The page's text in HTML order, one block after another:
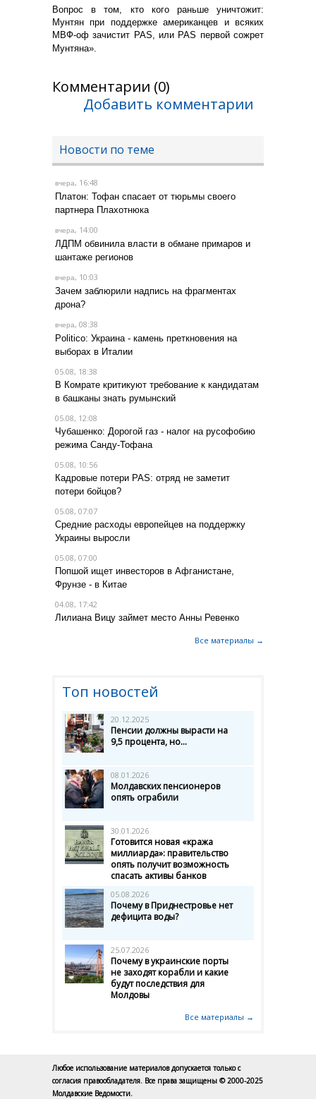
Вопрос в том, кто кого раньше уничтожит:
Мунтян при поддержке американцев и всяких
МВФ-оф зачистит PAS, или PAS первой сожрет
Мунтяна».
Комментарии (0)
Добавить комментарии
Новости по теме
вчера, 16:48
Платон: Тофан спасает от тюрьмы своего
партнера Плахотнюка
вчера, 14:00
ЛДПМ обвинила власти в обмане примаров и
шантаже регионов
вчера, 10:03
Зачем заблюрили надпись на фрагментах
дрона?
вчера, 08:38
Politico: Украина - камень преткновения на
выборах в Италии
05.08, 18:38
В Комрате критикуют требование к кандидатам
в башканы знать румынский
05.08, 12:08
Чубашенко: Дорогой газ - налог на русофобию
режима Санду-Тофана
05.08, 10:56
Кадровые потери PAS: отряд не заметит
потери бойцов?
05.08, 07:07
Средние расходы европейцев на поддержку
Украины выросли
05.08, 07:00
Попшой ищет инвесторов в Афганистане,
Фрунзе - в Китае
04.08, 17:42
Лилиана Вицу займет место Анны Ревенко
Все материалы →
Топ новостей
20.12.2025
Пенсии должны вырасти на
9,5 процента, но...
08.01.2026
Молдавских пенсионеров
опять ограбили
30.01.2026
Готовится новая «кража
миллиарда»: правительство
опять получит возможность
спасать активы банков
05.08.2026
Почему в Приднестровье нет
дефицита воды?
25.07.2026
Почему в украинские порты
не заходят корабли и какие
будут последствия для
Молдовы
Все материалы →
Любое использование материалов допускается только с
согласия правообладателя. Все права защищены © 2000-2025
Молдавские Ведомости.